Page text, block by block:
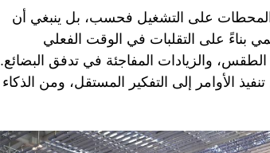
المحطات على التشغيل فحسب، بل ينبغي أن
بناءً على التقلبات في الوقت الفعلي
والزيادات المفاجئة في تدفق البضائع.
الأوامر إلى التفكير المستقل، ومن الذكاء